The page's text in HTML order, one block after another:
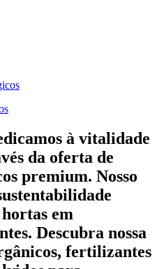
à vitalidade
da oferta de
premium. Nosso
em
Descubra nossa
fertilizantes